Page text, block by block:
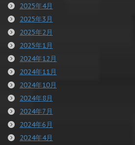
2025年4月
2025年3月
2025年2月
2025年1月
2024年12月
2024年11月
2024年10月
2024年8月
2024年7月
2024年6月
2024年4月